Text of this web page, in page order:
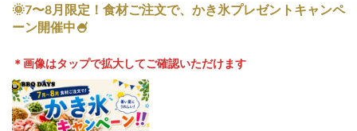
🌞7〜8月限定！食材ご注文で、かき氷プレゼントキャンペ
ーン開催中🍧
＊画像はタップで拡大してご確認いただけます